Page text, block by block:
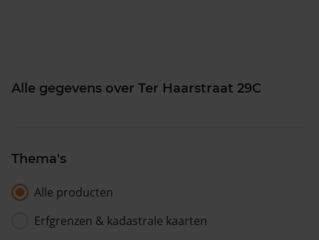
Alle gegevens over Ter Haarstraat 29C
Thema's
Alle producten
Erfgrenzen & kadastrale kaarten